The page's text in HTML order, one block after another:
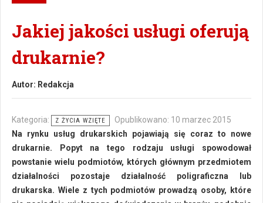
Jakiej jakości usługi oferują
drukarnie?
Autor: Redakcja
Kategoria: Z ŻYCIA WZIĘTE
Opublikowano: 10 marzec 2015
Na rynku usług drukarskich pojawiają się coraz to nowe
drukarnie. Popyt na tego rodzaju usługi spowodował
powstanie wielu podmiotów, których głównym przedmiotem
działalności pozostaje działalność poligraficzna lub
drukarska. Wiele z tych podmiotów prowadzą osoby, które